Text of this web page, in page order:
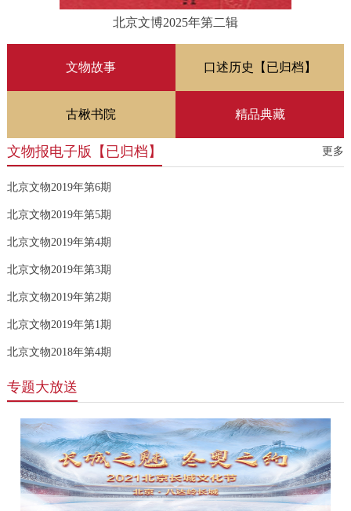
北京文博2025年第二辑
文物故事 口述历史【已归档】
古楸书院 精品典藏
文物报电子版【已归档】 更多
北京文物2019年第6期
北京文物2019年第5期
北京文物2019年第4期
北京文物2019年第3期
北京文物2019年第2期
北京文物2019年第1期
北京文物2018年第4期
专题大放送